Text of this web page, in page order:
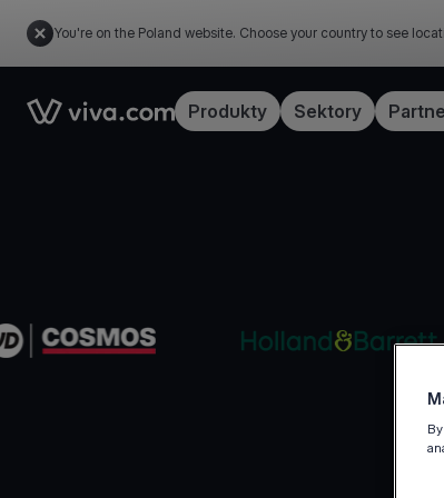
You're on the Poland website. Choose your country to see
Link to the homepageProdukty Sektory